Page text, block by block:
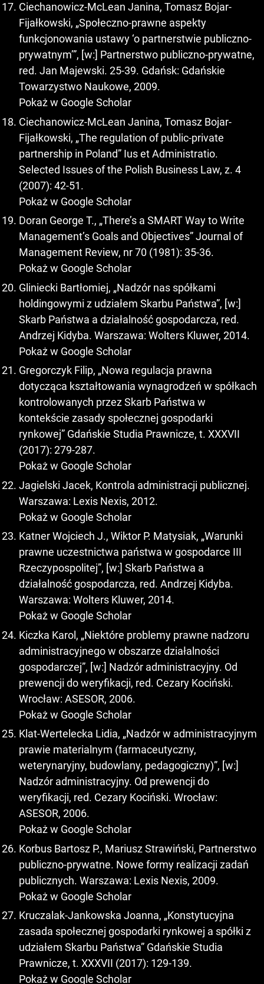
Ciechanowicz-McLean Janina, Tomasz Bojar-
Fijałkowski, „Społeczno-prawne aspekty
funkcjonowania ustawy ‘o partnerstwie publiczno-
prywatnym’”, [w:] Partnerstwo publiczno-prywatne,
red. Jan Majewski. 25-39. Gdańsk: Gdańskie
Towarzystwo Naukowe, 2009.
Pokaż w Google Scholar
Ciechanowicz-McLean Janina, Tomasz Bojar-
Fijałkowski, „The regulation of public-private
partnership in Poland” Ius et Administratio.
Selected Issues of the Polish Business Law, z. 4
(2007): 42-51.
Pokaż w Google Scholar
Doran George T., „There’s a SMART Way to Write
Management’s Goals and Objectives” Journal of
Management Review, nr 70 (1981): 35-36.
Pokaż w Google Scholar
Gliniecki Bartłomiej, „Nadzór nas spółkami
holdingowymi z udziałem Skarbu Państwa”, [w:]
Skarb Państwa a działalność gospodarcza, red.
Andrzej Kidyba. Warszawa: Wolters Kluwer, 2014.
Pokaż w Google Scholar
Gregorczyk Filip, „Nowa regulacja prawna
dotycząca kształtowania wynagrodzeń w spółkach
kontrolowanych przez Skarb Państwa w
kontekście zasady społecznej gospodarki
rynkowej” Gdańskie Studia Prawnicze, t. XXXVII
(2017): 279-287.
Pokaż w Google Scholar
Jagielski Jacek, Kontrola administracji publicznej.
Warszawa: Lexis Nexis, 2012.
Pokaż w Google Scholar
Katner Wojciech J., Wiktor P. Matysiak, „Warunki
prawne uczestnictwa państwa w gospodarce III
Rzeczypospolitej”, [w:] Skarb Państwa a
działalność gospodarcza, red. Andrzej Kidyba.
Warszawa: Wolters Kluwer, 2014.
Pokaż w Google Scholar
Kiczka Karol, „Niektóre problemy prawne nadzoru
administracyjnego w obszarze działalności
gospodarczej”, [w:] Nadzór administracyjny. Od
prewencji do weryfikacji, red. Cezary Kociński.
Wrocław: ASESOR, 2006.
Pokaż w Google Scholar
Klat-Wertelecka Lidia, „Nadzór w administracyjnym
prawie materialnym (farmaceutyczny,
weterynaryjny, budowlany, pedagogiczny)”, [w:]
Nadzór administracyjny. Od prewencji do
weryfikacji, red. Cezary Kociński. Wrocław:
ASESOR, 2006.
Pokaż w Google Scholar
Korbus Bartosz P., Mariusz Strawiński, Partnerstwo
publiczno-prywatne. Nowe formy realizacji zadań
publicznych. Warszawa: Lexis Nexis, 2009.
Pokaż w Google Scholar
Kruczalak-Jankowska Joanna, „Konstytucyjna
zasada społecznej gospodarki rynkowej a spółki z
udziałem Skarbu Państwa” Gdańskie Studia
Prawnicze, t. XXXVII (2017): 129-139.
Pokaż w Google Scholar